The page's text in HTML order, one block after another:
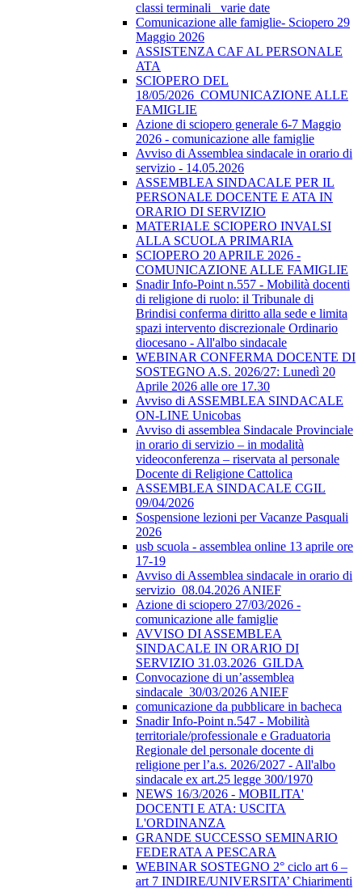
classi terminali_ varie date
Comunicazione alle famiglie- Sciopero 29
Maggio 2026
ASSISTENZA CAF AL PERSONALE
ATA
SCIOPERO DEL
18/05/2026_COMUNICAZIONE ALLE
FAMIGLIE
Azione di sciopero generale 6-7 Maggio
2026 - comunicazione alle famiglie
Avviso di Assemblea sindacale in orario di
servizio - 14.05.2026
ASSEMBLEA SINDACALE PER IL
PERSONALE DOCENTE E ATA IN
ORARIO DI SERVIZIO
MATERIALE SCIOPERO INVALSI
ALLA SCUOLA PRIMARIA
SCIOPERO 20 APRILE 2026 -
COMUNICAZIONE ALLE FAMIGLIE
Snadir Info-Point n.557 - Mobilità docenti
di religione di ruolo: il Tribunale di
Brindisi conferma diritto alla sede e limita
spazi intervento discrezionale Ordinario
diocesano - All'albo sindacale
WEBINAR CONFERMA DOCENTE DI
SOSTEGNO A.S. 2026/27: Lunedì 20
Aprile 2026 alle ore 17.30
Avviso di ASSEMBLEA SINDACALE
ON-LINE Unicobas
Avviso di assemblea Sindacale Provinciale
in orario di servizio – in modalità
videoconferenza – riservata al personale
Docente di Religione Cattolica
ASSEMBLEA SINDACALE CGIL
09/04/2026
Sospensione lezioni per Vacanze Pasquali
2026
usb scuola - assemblea online 13 aprile ore
17-19
Avviso di Assemblea sindacale in orario di
servizio_08.04.2026 ANIEF
Azione di sciopero 27/03/2026 -
comunicazione alle famiglie
AVVISO DI ASSEMBLEA
SINDACALE IN ORARIO DI
SERVIZIO 31.03.2026_GILDA
Convocazione di un’assemblea
sindacale_30/03/2026 ANIEF
comunicazione da pubblicare in bacheca
Snadir Info-Point n.547 - Mobilità
territoriale/professionale e Graduatoria
Regionale del personale docente di
religione per l’a.s. 2026/2027 - All'albo
sindacale ex art.25 legge 300/1970
NEWS 16/3/2026 - MOBILITA'
DOCENTI E ATA: USCITA
L'ORDINANZA
GRANDE SUCCESSO SEMINARIO
FEDERATA A PESCARA
WEBINAR SOSTEGNO 2° ciclo art 6 –
art 7 INDIRE/UNIVERSITA’ Chiarimenti